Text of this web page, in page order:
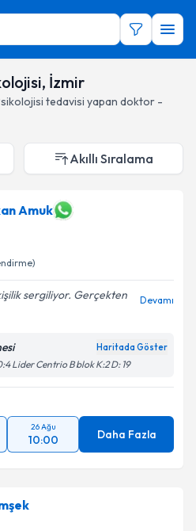
İzmir
tedavisi yapan doktor -
Akıllı Sıralama
Amuk
sergiliyor. Gerçekten
Devamı
Haritada Göster
Lider Centrio B blok K:2 D: 19
26 Ağu
10:00 Daha Fazla